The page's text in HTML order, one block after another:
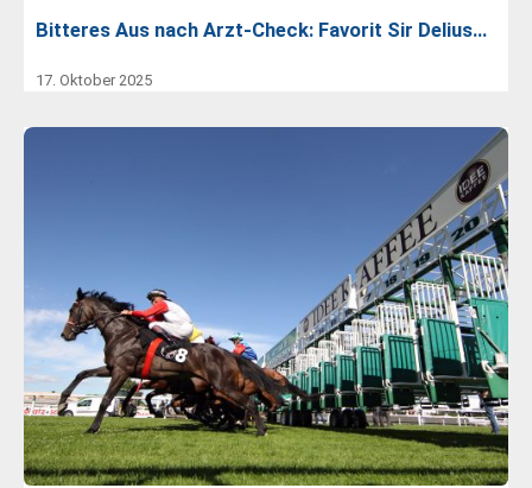
Bitteres Aus nach Arzt-Check: Favorit Sir Delius…
17. Oktober 2025